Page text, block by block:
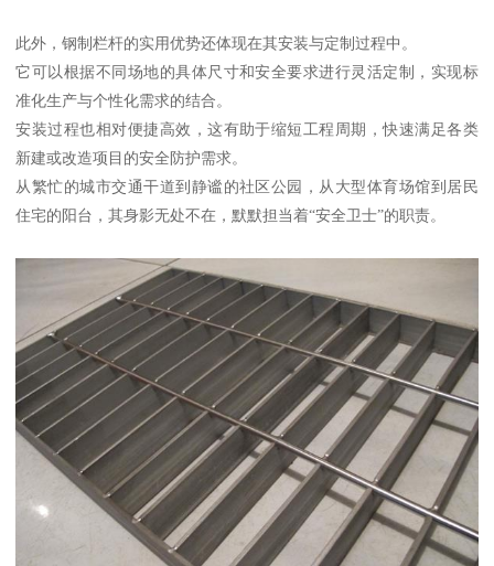
此外，钢制栏杆的实用优势还体现在其安装与定制过程中。
它可以根据不同场地的具体尺寸和安全要求进行灵活定制，实现标
准化生产与个性化需求的结合。
安装过程也相对便捷高效，这有助于缩短工程周期，快速满足各类
新建或改造项目的安全防护需求。
从繁忙的城市交通干道到静谧的社区公园，从大型体育场馆到居民
住宅的阳台，其身影无处不在，默默担当着“安全卫士”的职责。